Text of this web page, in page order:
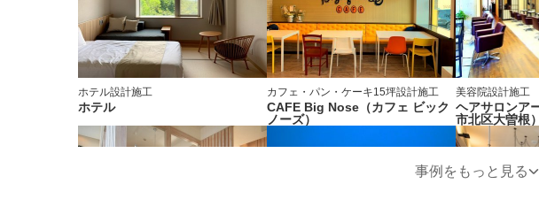
ホテル設計施工
ホテル
カフェ・パン・ケーキ15坪設計施工
CAFE Big Nose（カフェ ビック
ノーズ）
美容院設計施工
ヘアサロンア
市北区大曽根）
事例をもっと見る